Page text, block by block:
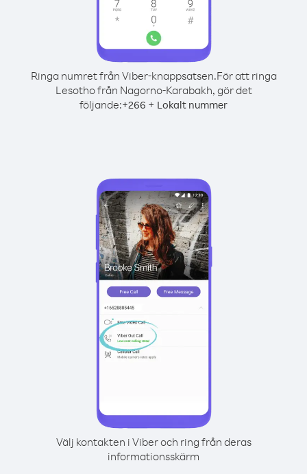
Ringa numret från Viber-knappsatsen.För att ringa
Lesotho från Nagorno-Karabakh, gör det
följande:+266 + Lokalt nummer
Välj kontakten i Viber och ring från deras
informationsskärm